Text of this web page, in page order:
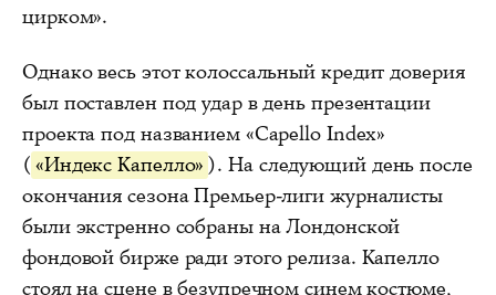
цирком».
Однако весь этот колоссальный кредит доверия
был поставлен под удар в день презентации
проекта под названием «Capello Index»
( «Индекс Капелло» ). На следующий день после
окончания сезона Премьер-лиги журналисты
были экстренно собраны на Лондонской
фондовой бирже ради этого релиза. Капелло
стоял на сцене в безупречном синем костюме,